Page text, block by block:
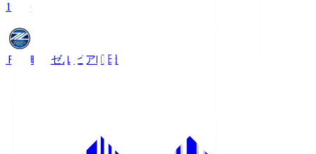
19:00
ＦＣ町田ゼルビア町田